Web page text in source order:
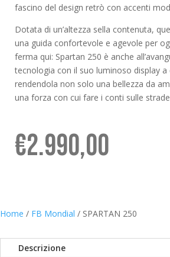
fascino del design retrò con accenti
Dotata di un’altezza sella contenuta,
una guida confortevole e agevole per
ferma qui: Spartan 250 è anche
tecnologia con il suo luminoso display a
rendendola non solo una bellezza da
una forza con cui fare i conti sulle
€2.990,00
Home / FB Mondial / SPARTAN 250
Descrizione